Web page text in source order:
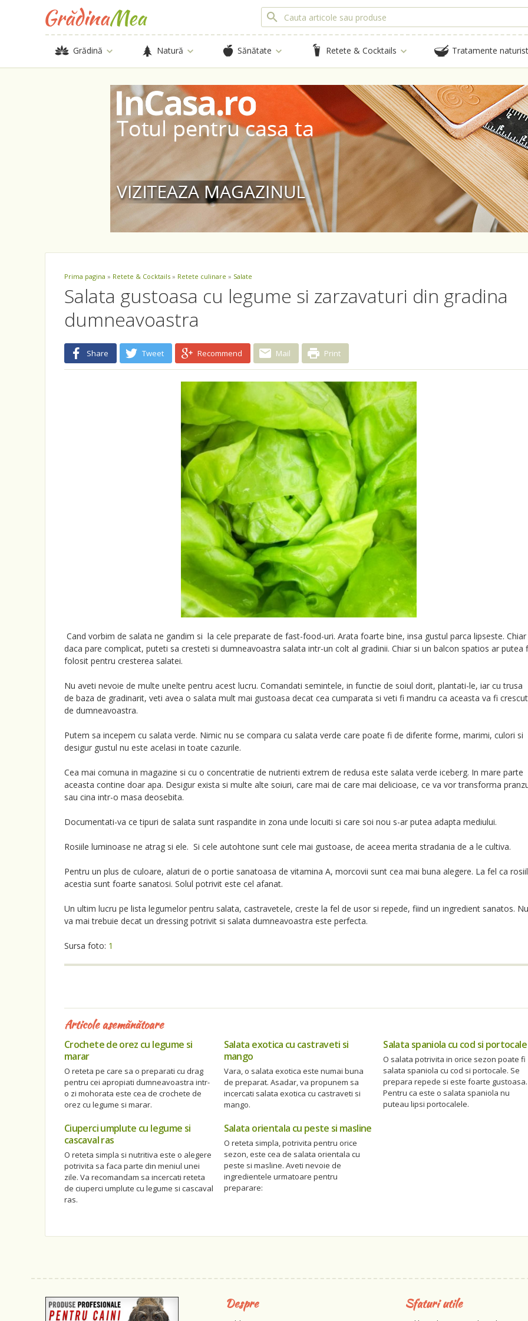
Grădină Natură Sănătate Retete & Cocktails Tratamente
Prima pagina » Retete & Cocktails » Retete culinare » Salate
Salata gustoasa cu legume si zarzavaturi din gradina
dumneavoastra
Share Tweet Recommend Mail Print
Cand vorbim de salata ne gandim si la cele preparate de fast-food-uri. Arata foarte bine, insa gustul parca lipseste. Chiar
daca pare complicat, puteti sa cresteti si dumneavoastra salata intr-un colt al gradinii. Chiar si un balcon spatios ar putea
folosit pentru cresterea salatei.
Nu aveti nevoie de multe unelte pentru acest lucru. Comandati semintele, in functie de soiul dorit, plantati-le, iar cu trusa
de baza de gradinarit, veti avea o salata mult mai gustoasa decat cea cumparata si veti fi mandru ca aceasta va fi
de dumneavoastra.
Putem sa incepem cu salata verde. Nimic nu se compara cu salata verde care poate fi de diferite forme, marimi, culori si
desigur gustul nu este acelasi in toate cazurile.
Cea mai comuna in magazine si cu o concentratie de nutrienti extrem de redusa este salata verde iceberg. In mare parte
aceasta contine doar apa. Desigur exista si multe alte soiuri, care mai de care mai delicioase, ce va vor transforma
sau cina intr-o masa deosebita.
Documentati-va ce tipuri de salata sunt raspandite in zona unde locuiti si care soi nou s-ar putea adapta mediului.
Rosiile luminoase ne atrag si ele. Si cele autohtone sunt cele mai gustoase, de aceea merita stradania de a le cultiva.
Pentru un plus de culoare, alaturi de o portie sanatoasa de vitamina A, morcovii sunt cea mai buna alegere. La fel ca
acestia sunt foarte sanatosi. Solul potrivit este cel afanat.
Un ultim lucru pe lista legumelor pentru salata, castravetele, creste la fel de usor si repede, fiind un ingredient sanatos. Nu
va mai trebuie decat un dressing potrivit si salata dumneavoastra este perfecta.
Sursa foto: 1
Articole asemănătoare
Crochete de orez cu legume si
marar
O reteta pe care sa o preparati cu drag
pentru cei apropiati dumneavoastra intr-
o zi mohorata este cea de crochete de
orez cu legume si marar.
Salata exotica cu castraveti si
mango
Vara, o salata exotica este numai buna
de preparat. Asadar, va propunem sa
incercati salata exotica cu castraveti si
mango.
Salata spaniola cu cod si portocale
O salata potrivita in orice sezon poate fi
salata spaniola cu cod si portocale. Se
prepara repede si este foarte gustoasa.
Pentru ca este o salata spaniola nu
puteau lipsi portocalele.
Ciuperci umplute cu legume si
cascaval ras
O reteta simpla si nutritiva este o alegere
potrivita sa faca parte din meniul unei
zile. Va recomandam sa incercati reteta
de ciuperci umplute cu legume si cascaval
ras.
Salata orientala cu peste si masline
O reteta simpla, potrivita pentru orice
sezon, este cea de salata orientala cu
peste si masline. Aveti nevoie de
ingredientele urmatoare pentru
preparare:
Despre Sfaturi utile